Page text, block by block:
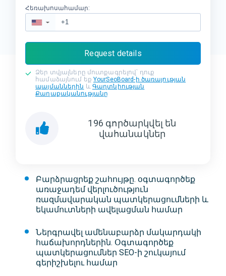
Բարձրացրեք շահույթը. օգտագործեք
առաջադեմ վերլուծություն
ռազմավարական պատկերացումների և
եկամուտների ավելացման համար
Ներգրավել ամենաբարձր մակարդակի
հաճախորդներին. Օգտագործեք
պատկերացումներ SEO-ի շուկայում
գերիշխելու համար
Հեռախոսահամար:
▼
Request details
Ձեր տվյալները մուտքագրելով՝ դուք
համաձայնում եքYourSeoBoard-ի ծառայության
պայմաններին և Գաղտնիության
Քաղաքականությանը
196 գործարկվել են
վահանակներ